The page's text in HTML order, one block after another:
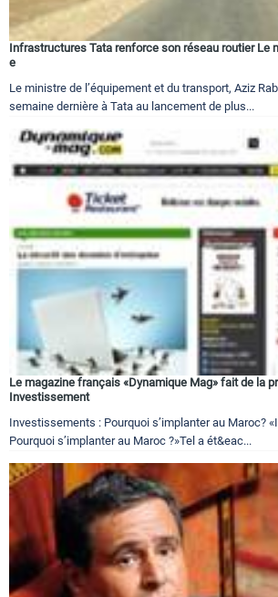
Infrastructures Tata renforce son réseau routier Le
e
Le ministre de l’équipement et du transport, Aziz
semaine dernière à Tata au lancement de plus...
Le magazine français «Dynamique Mag» fait de la
Investissement
Investissements : Pourquoi s’implanter au Maroc?
Pourquoi s’implanter au Maroc ?»Tel a ét&eac...